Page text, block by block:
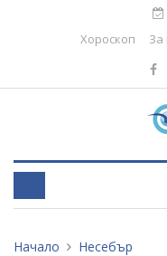
Хороскоп
За
Начало Несебър